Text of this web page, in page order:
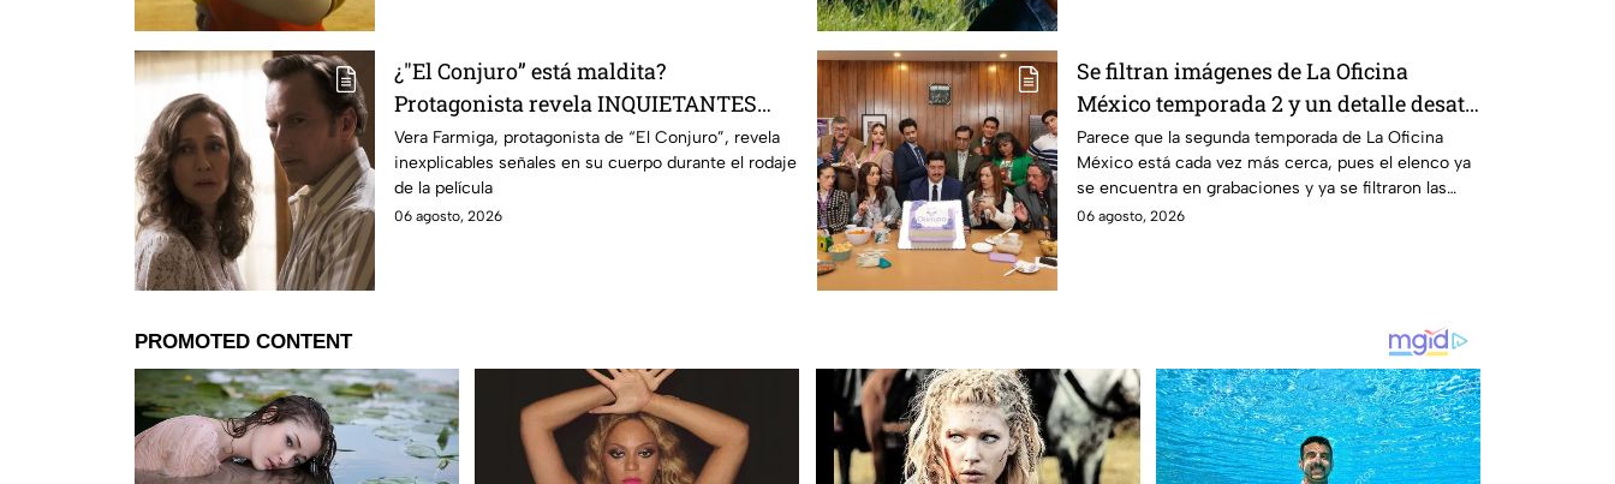
¿"El Conjuro” está maldita?
Protagonista revela INQUIETANTES
señales en su cuerpo durante la
grabación de la película
Vera Farmiga, protagonista de “El Conjuro”, revela
inexplicables señales en su cuerpo durante el rodaje
de la película
06 agosto, 2026
Se filtran imágenes de La Oficina
México temporada 2 y un detalle desata
teorías entre los fans
Parece que la segunda temporada de La Oficina
México está cada vez más cerca, pues el elenco ya
se encuentra en grabaciones y ya se filtraron las
primeras imágenes del set.
06 agosto, 2026